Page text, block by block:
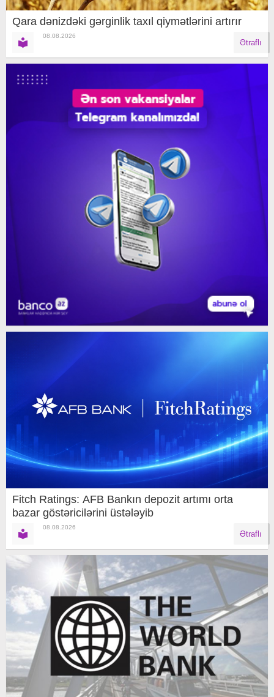
Qara dənizdəki gərginlik taxıl qiymətlərini artırır
08.08.2026
Ətraflı
Fitch Ratings: AFB Bankın depozit artımı orta
bazar göstəricilərini üstələyib
08.08.2026
Ətraflı